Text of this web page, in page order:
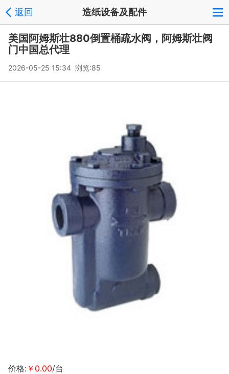
返回 造纸设备及配件
美国阿姆斯壮880倒置桶疏水阀，阿姆斯壮阀
门中国总代理
2026-05-25 15:34 浏览:85
价格: ￥0.00/台